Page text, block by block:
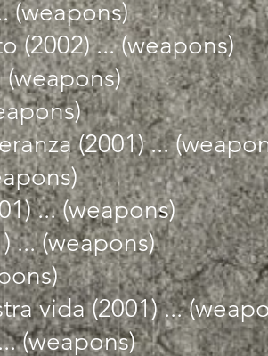
(weapons)
(2002) ... (weapons)
(2001) ...
... (weapons)
... (weapons)
vida (2001) ...
(weapons)